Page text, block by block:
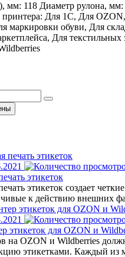
мм: 118 Диаметр рулона, мм:
Для 1С, Для
маркировки обуви, Для
Для текстильных
этикеток
этикеток создает четкие
к действию внешних
этикеток для OZON и
на OZON и Wildberries
этикетками. Каждый из